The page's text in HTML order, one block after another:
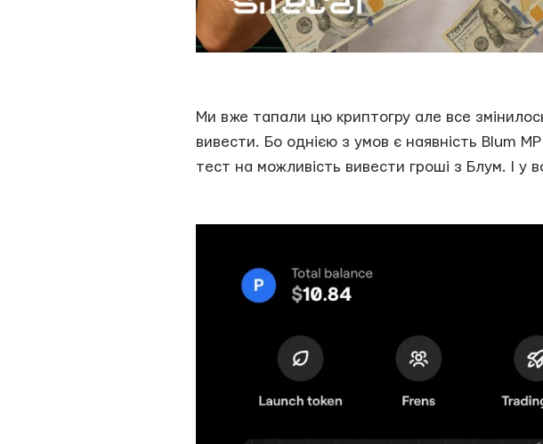
Ми вже тапали цю криптогру але все
вивести. Бо однією з умов є наявність Blum
тест на можливість вивести гроші з Блум. І у